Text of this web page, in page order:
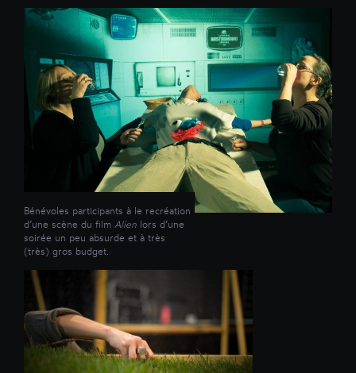
Bénévoles participants à le recréation
d’une scène du film Alien lors d’une
soirée un peu absurde et à très
(très) gros budget.